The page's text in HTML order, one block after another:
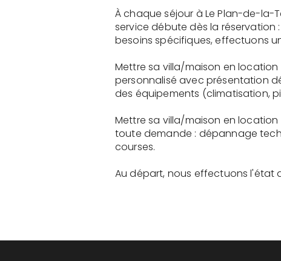
À chaque séjour à Le Plan-de-la-
service débute dès la réservation
besoins spécifiques, effectuons
Mettre sa villa/maison en
personnalisé avec présentation
des équipements (climatisation,
Mettre sa villa/maison en
toute demande : dépannage
courses.
Au départ, nous effectuons l'état